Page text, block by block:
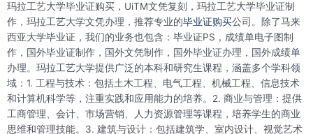
玛拉工艺大学毕业证购买，UiTM文凭复刻，玛拉工艺大学毕业证制
作，玛拉工艺大学文凭办理，推荐专业的毕业证购买公司。除了马来
西亚大学毕业证，我们的业务也包含：毕业证PS，成绩单电子图制
作，国外毕业证制作，国外文凭制作，国外毕业证办理，国外成绩单
办理。玛拉工艺大学提供广泛的本科和研究生课程，涵盖多个学科领
域：1. 工程与技术：包括土木工程、电气工程、机械工程、信息技术
和计算机科学等，注重实践和应用能力的培养。2. 商业与管理：提供
工商管理、会计、市场营销、人力资源管理等课程，培养学生的商业
思维和管理技能。3. 建筑与设计：包括建筑学、室内设计、视觉艺术